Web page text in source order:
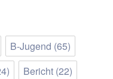
B-Jugend (65)
Bericht (22)